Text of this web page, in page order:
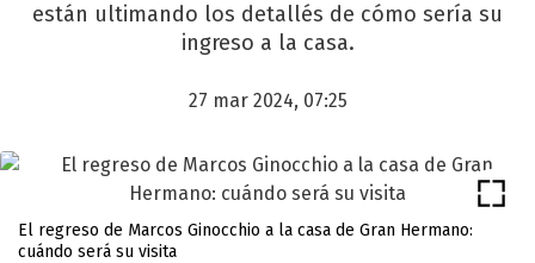
están ultimando los detallés de cómo sería su
ingreso a la casa.
27 mar 2024, 07:25
El regreso de Marcos Ginocchio a la casa de Gran Hermano:
cuándo será su visita